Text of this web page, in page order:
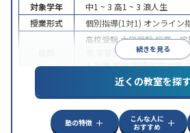
続きを見る
対象学年 中1 ~ 3 高1 ~ 3 浪人生
授業形式
個別指導(1対1) オンライン
高校受験大学受験授業・
学習習慣の定着国公立大
ト対策英検(英語検定)対策
特徴
中高一貫校生に対応授業の
学習にPC・タブレット
科目から受講可能
近くの教室を探す
塾の特徴
こんな人に
おすすめ